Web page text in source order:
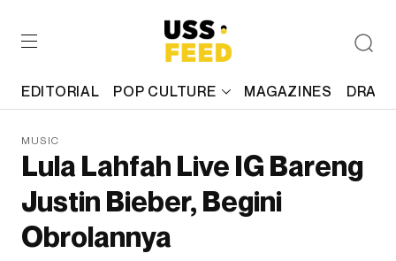
EDITORIAL POP CULTURE MAGAZINES
MUSIC
Lula Lahfah Live IG Bareng
Justin Bieber, Begini
Obrolannya